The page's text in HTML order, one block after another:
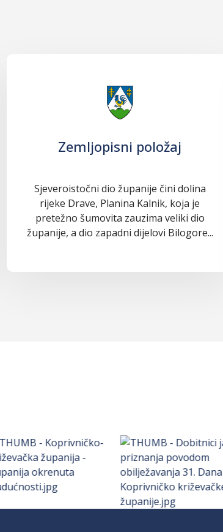
Zemljopisni položaj
Sjeveroistočni dio županije čini dolina
rijeke Drave, Planina Kalnik, koja je
pretežno šumovita zauzima veliki dio
županije, a dio zapadni dijelovi Bilogore...